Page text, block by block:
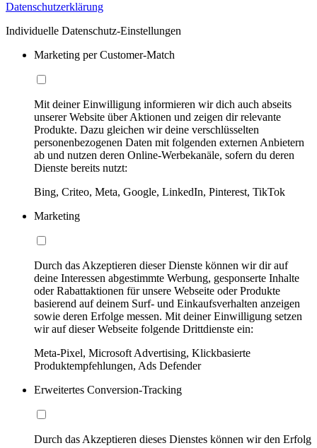
Datenschutzerklärung
Individuelle Datenschutz-Einstellungen
Marketing per Customer-Match
Mit deiner Einwilligung informieren wir dich auch abseits
unserer Website über Aktionen und zeigen dir relevante
Produkte. Dazu gleichen wir deine verschlüsselten
personenbezogenen Daten mit folgenden externen Anbietern
ab und nutzen deren Online-Werbekanäle, sofern du deren
Dienste bereits nutzt:
Bing, Criteo, Meta, Google, LinkedIn, Pinterest, TikTok
Marketing
Durch das Akzeptieren dieser Dienste können wir dir auf
deine Interessen abgestimmte Werbung, gesponserte Inhalte
oder Rabattaktionen für unsere Webseite oder Produkte
basierend auf deinem Surf- und Einkaufsverhalten anzeigen
sowie deren Erfolge messen. Mit deiner Einwilligung setzen
wir auf dieser Webseite folgende Drittdienste ein:
Meta-Pixel, Microsoft Advertising, Klickbasierte
Produktempfehlungen, Ads Defender
Erweitertes Conversion-Tracking
Durch das Akzeptieren dieses Dienstes können wir den Erfolg